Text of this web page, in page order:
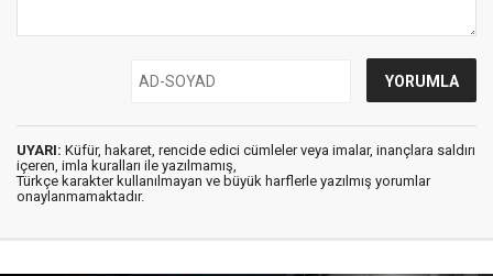
UYARI: Küfür, hakaret, rencide edici cümleler veya imalar, inançlara saldırı
içeren, imla kuralları ile yazılmamış,
Türkçe karakter kullanılmayan ve büyük harflerle yazılmış yorumlar
onaylanmamaktadır.